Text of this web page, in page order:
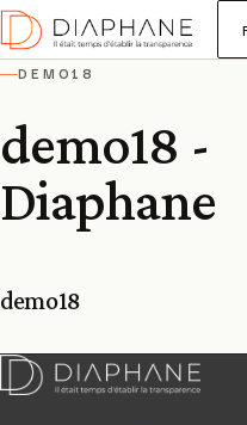
—DEMO18
demo18 -
Diaphane
demo18